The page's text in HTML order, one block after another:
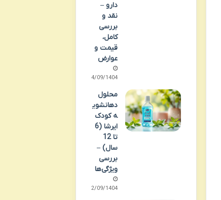
دارو –
نقد و
بررسی
کامل،
قیمت و
عوارض
24/09/1404
محلول
دهانشوی
ه کودک
ایرشا (6
تا 12
سال) –
بررسی
ویژگی‌ها
22/09/1404